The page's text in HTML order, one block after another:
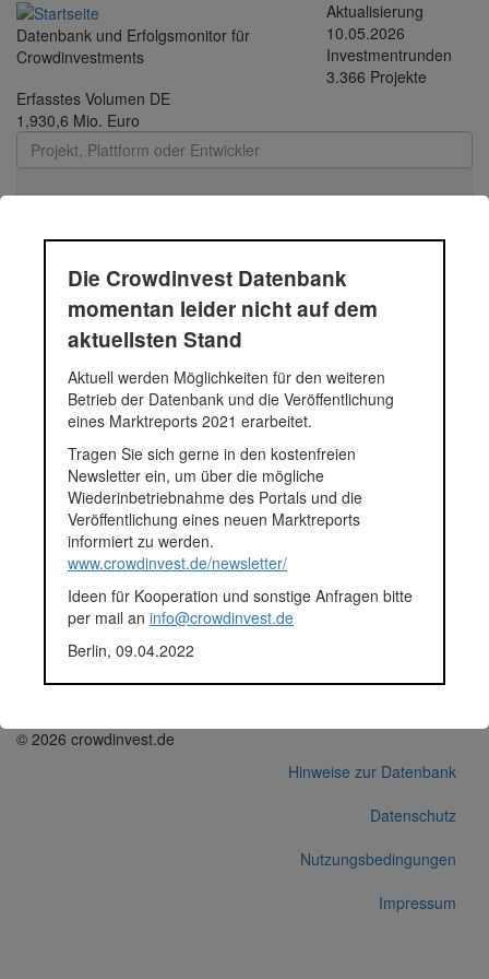
Direkt
zum
Inhalt
Datenbank und Erfolgsmonitor für
Crowdinvestments
Aktualisierung
10.05.2026
Investmentrunden
3.366 Projekte
Erfasstes Volumen DE
1,930,6 Mio. Euro
Toggle
Durchschnittsprojekt
05.-12.2018 - 48 |
Funding Circle Kredit |
2018
Durchschnittsprojekt 05.-12.2018
Fundingsumme
61.895 Euro
Finanziert in
2018
Segment
Unternehmen
Anlagestatus
Plattform
Funding Circle
Korrekturen / Updates übermitteln
Alle Angaben ohne Gewähr auf Vollständigkeit und Richtigkeit.
© 2026 crowdinvest.de
Hinweise zur Datenbank
Datenschutz
Nutzungsbedingungen
Impressum
Die Crowdinvest Datenbank
momentan leider nicht auf dem
aktuellsten Stand
Aktuell werden Möglichkeiten für den weiteren
Betrieb der Datenbank und die Veröffentlichung
eines Marktreports 2021 erarbeitet.
Tragen Sie sich gerne in den kostenfreien
Newsletter ein, um über die mögliche
Wiederinbetriebnahme des Portals und die
Veröffentlichung eines neuen Marktreports
informiert zu werden.
www.crowdinvest.de/newsletter/
Ideen für Kooperation und sonstige Anfragen bitte
per mail an info@crowdinvest.de
Berlin, 09.04.2022